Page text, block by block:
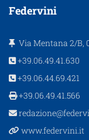
Federvini
Via Mentana 2/B,
+39.06.49.41.630
+39.06.44.69.421
+39.06.49.41.566
www.federvini.it